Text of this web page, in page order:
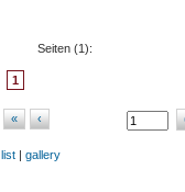
Seiten (1):
1
« ‹
list | gallery